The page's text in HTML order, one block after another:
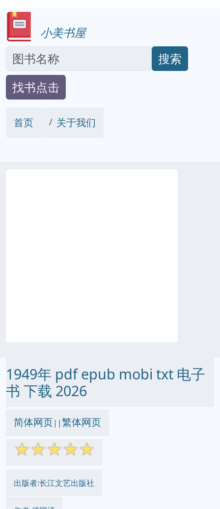
小美书屋
搜索
找书点击
首页 关于我们
1949年 pdf epub mobi txt 电子
书 下载 2026
简体网页||繁体网页
☆☆☆☆☆
出版者:长江文艺出版社